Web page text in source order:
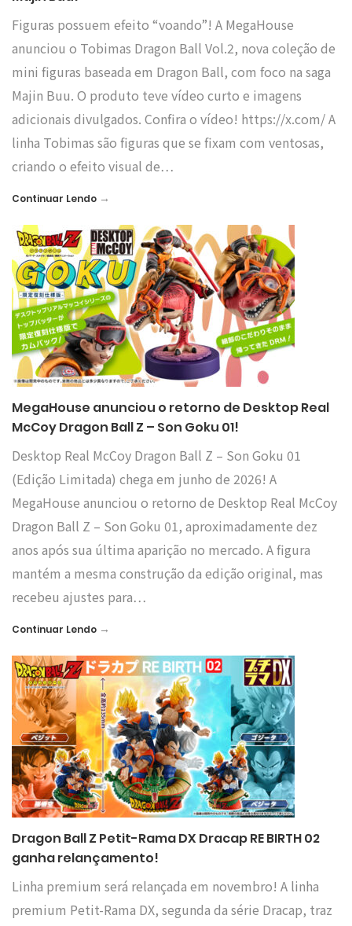
Figuras possuem efeito “voando”! A MegaHouse
anunciou o Tobimas Dragon Ball Vol.2, nova coleção de
mini figuras baseada em Dragon Ball, com foco na saga
Majin Buu. O produto teve vídeo curto e imagens
adicionais divulgados. Confira o vídeo! https://x.com/ A
linha Tobimas são figuras que se fixam com ventosas,
criando o efeito visual de…
Continuar Lendo →
MegaHouse anunciou o retorno de Desktop Real
McCoy Dragon Ball Z – Son Goku 01!
Desktop Real McCoy Dragon Ball Z – Son Goku 01
(Edição Limitada) chega em junho de 2026! A
MegaHouse anunciou o retorno de Desktop Real McCoy
Dragon Ball Z – Son Goku 01, aproximadamente dez
anos após sua última aparição no mercado. A figura
mantém a mesma construção da edição original, mas
recebeu ajustes para…
Continuar Lendo →
Dragon Ball Z Petit-Rama DX Dracap RE BIRTH 02
ganha relançamento!
Linha premium será relançada em novembro! A linha
premium Petit-Rama DX, segunda da série Dracap, traz